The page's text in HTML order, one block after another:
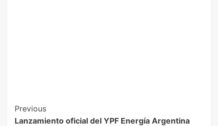
Previous
Lanzamiento oficial del YPF Energía Argentina